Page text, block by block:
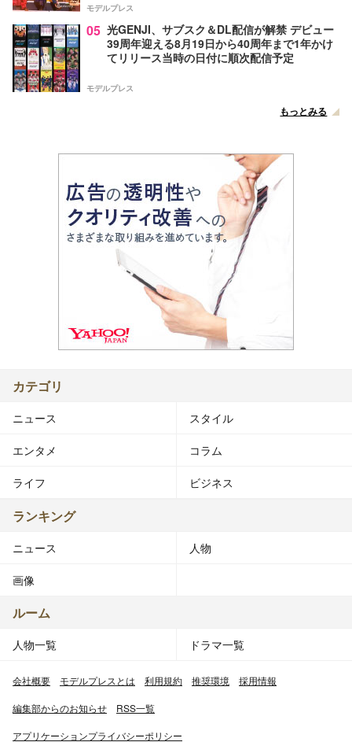
モデルプレス
05 光GENJI、サブスク＆DL配信が解禁 デビュー
39周年迎える8月19日から40周年まで1年かけ
てリリース当時の日付に順次配信予定
モデルプレス
もっとみる
カテゴリ
ニュース スタイル
エンタメ コラム
ライフ ビジネス
ランキング
ニュース 人物
画像
ルーム
人物一覧 ドラマ一覧
会社概要 モデルプレスとは 利用規約 推奨環境 採用情報
編集部からのお知らせ RSS一覧
アプリケーションプライバシーポリシー